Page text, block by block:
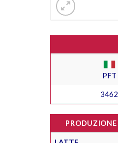
PFT
3462
PRODUZIONE